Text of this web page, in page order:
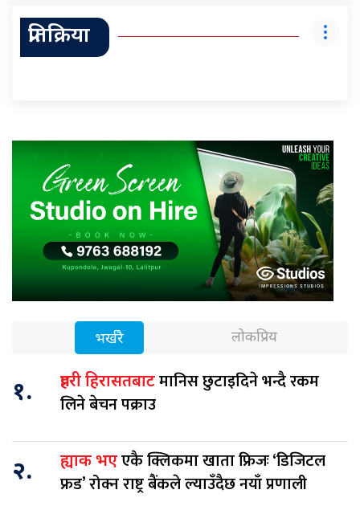
प्रतिक्रिया
भर्खरै लोकप्रिय
१. प्रहरी हिरासतबाटमानिस छुटाइदिने भन्दै रकम
लिने बेचन पक्राउ
२. ह्याक भएएकै क्लिकमा खाता फ्रिजः ‘डिजिटल
फ्रड’ रोक्न राष्ट्र बैंकले ल्याउँदैछ नयाँ प्रणाली